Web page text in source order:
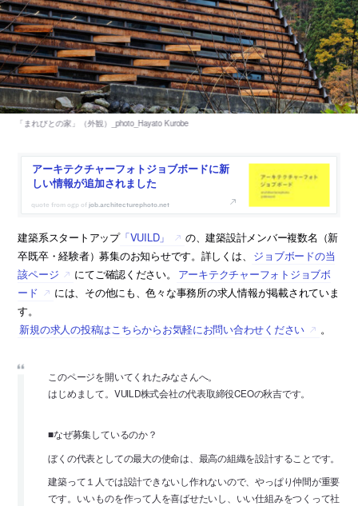
アーキテクチャーフォトジョブボードに新
しい情報が追加されました
job.architecturephoto.net
建築系スタートアップ「VUILD」
の、建築設計メンバー複数名（新
卒既卒・経験者）募集のお知らせです。詳しくは、
ジョブボードの当
該ページ
にてご確認ください。
アーキテクチャーフォトジョブボ
ード
には、その他にも、色々な事務所の求人情報が掲載されていま
す。
新規の求人の投稿はこちらからお気軽にお問い合わせください
。
このページを開いてくれたみなさんへ。
はじめまして。VUILD株式会社の代表取締役CEOの秋吉です。
■なぜ募集しているのか？
ぼくの代表としての最大の使命は、最高の組織を設計することです。
建築って１人では設計できないし作れないので、やっぱり仲間が重要
です。いいものを作って人を喜ばせたいし、いい仕組みをつくって社